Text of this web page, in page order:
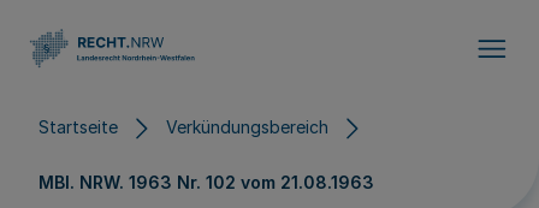
Startseite Verkündungsbereich
MBl. NRW. 1963 Nr. 102 vom 21.08.1963